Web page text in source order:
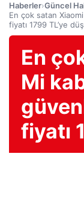
Haberler›Güncel
En çok satan
fiyatı 1799 TL’ye
En
Mi
fiyatı